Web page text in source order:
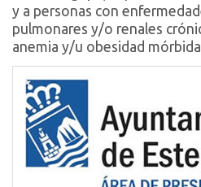
y a personas con
pulmonares y/o renales
anemia y/u obesidad